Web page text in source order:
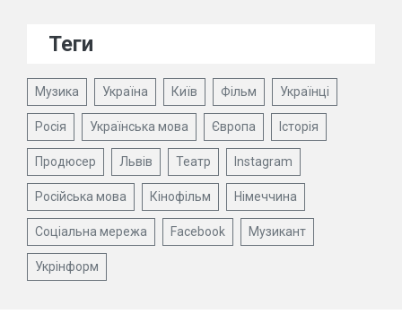
Теги
Музика Україна Київ Фільм Українці
Росія Українська мова Європа Історія
Продюсер Львів Театр Instagram
Російська мова Кінофільм Німеччина
Соціальна мережа Facebook Музикант
Укрінформ